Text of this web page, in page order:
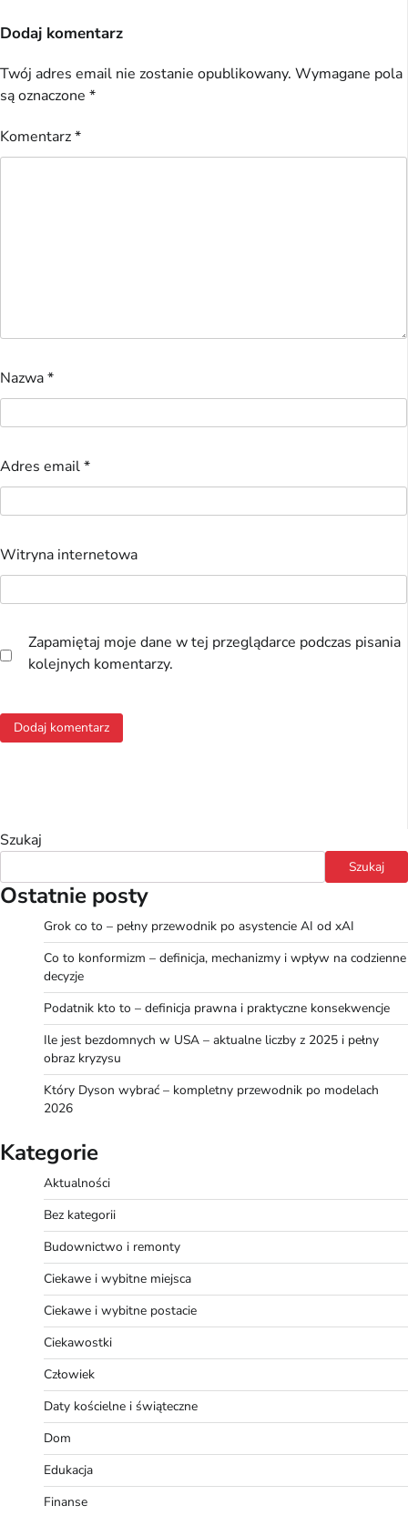
Dodaj komentarz
Twój adres email nie zostanie opublikowany. Wymagane pola
są oznaczone *
Komentarz*
Nazwa*
Adres email*
Witryna internetowa
Zapamiętaj moje dane w tej przeglądarce podczas pisania
kolejnych komentarzy.
Szukaj
Szukaj
Ostatnie posty
Grok co to – pełny przewodnik po asystencie AI od xAI
Co to konformizm – definicja, mechanizmy i wpływ na codzienne
decyzje
Podatnik kto to – definicja prawna i praktyczne konsekwencje
Ile jest bezdomnych w USA – aktualne liczby z 2025 i pełny
obraz kryzysu
Który Dyson wybrać – kompletny przewodnik po modelach
2026
Kategorie
Aktualności
Bez kategorii
Budownictwo i remonty
Ciekawe i wybitne miejsca
Ciekawe i wybitne postacie
Ciekawostki
Człowiek
Daty kościelne i świąteczne
Dom
Edukacja
Finanse